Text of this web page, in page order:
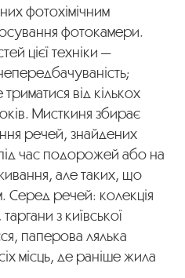
фотохімічним
фотокамери.
цієї техніки —
від кількох
Мисткиня збирає
речей, знайдених
час подорожей або на
але таких, що
Серед речей: колекція
з київської
паперова лялька
місць, де раніше жила